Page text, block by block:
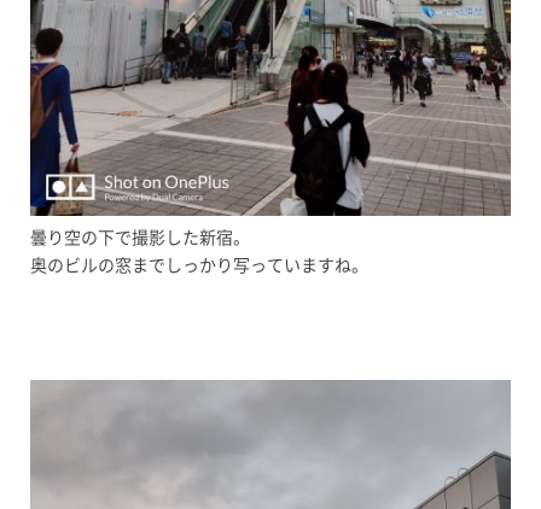
曇り空の下で撮影した新宿。
奥のビルの窓までしっかり写っていますね。